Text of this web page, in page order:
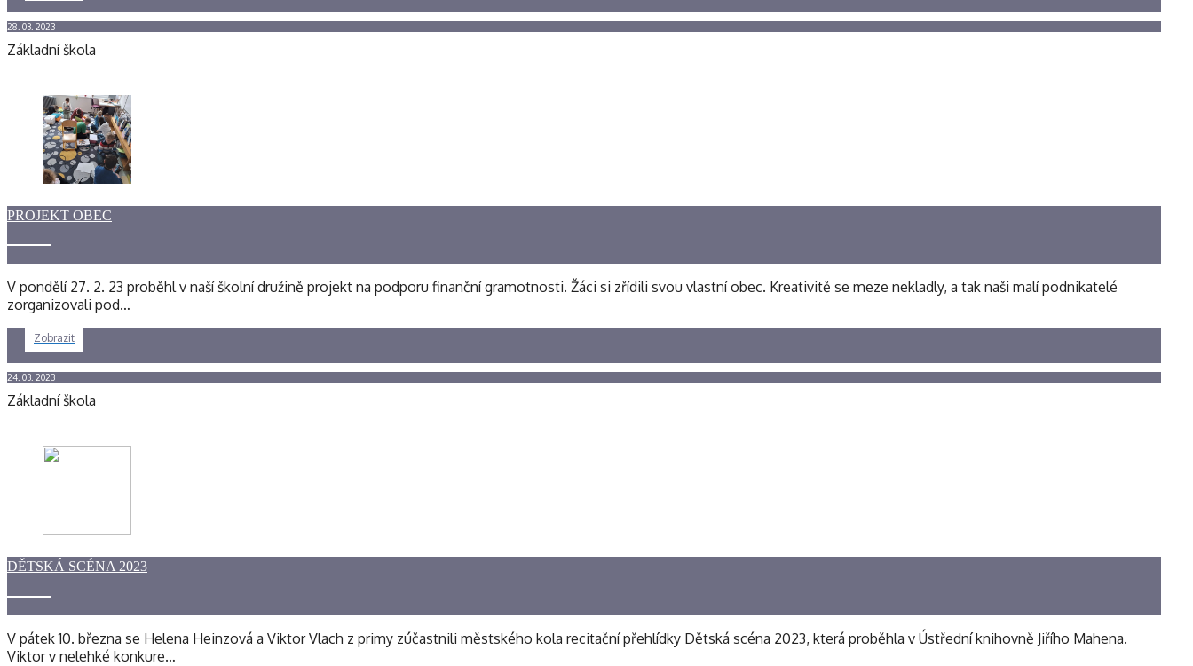
28. 03. 2023
Základní škola
PROJEKT OBEC
V pondělí 27. 2. 23 proběhl v naší školní družině projekt na podporu finanční gramotnosti. Žáci si zřídili svou vlastní obec. Kreativitě se meze nekladly, a tak naši malí podnikatelé
zorganizovali pod…
Zobrazit
24. 03. 2023
Základní škola
DĚTSKÁ SCÉNA 2023
V pátek 10. března se Helena Heinzová a Viktor Vlach z primy zúčastnili městského kola recitační přehlídky Dětská scéna 2023, která proběhla v Ústřední knihovně Jiřího Mahena.
Viktor v nelehké konkure…